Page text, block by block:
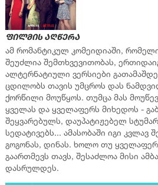
ფილმის აღწერა
ამ რომანტიკულ კომეიდიაში,
შეუძლია შემთხვევითობას,
ალტერნატიული ვერსიები
ცდილობს თავის უმცროს დას
ქორწილი მოუწყოს. თუმცა მას
ყველას და ყველაფერს მიხედოს -
შეყვარებულს, დაუპატიჟებელ
სედატივებს... ამასობაში იგი კვლავ
გოგონას, დინას. ხოლო თუ
გაართმევს თავს, შესაძლოა მისი
დასრულდეს.